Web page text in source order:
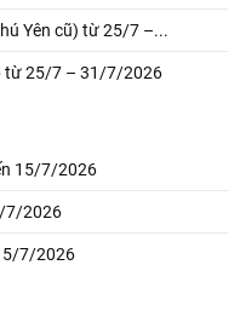
Yên cũ) từ 25/7 –...
từ 25/7 – 31/7/2026
15/7/2026
7/2026
7/2026